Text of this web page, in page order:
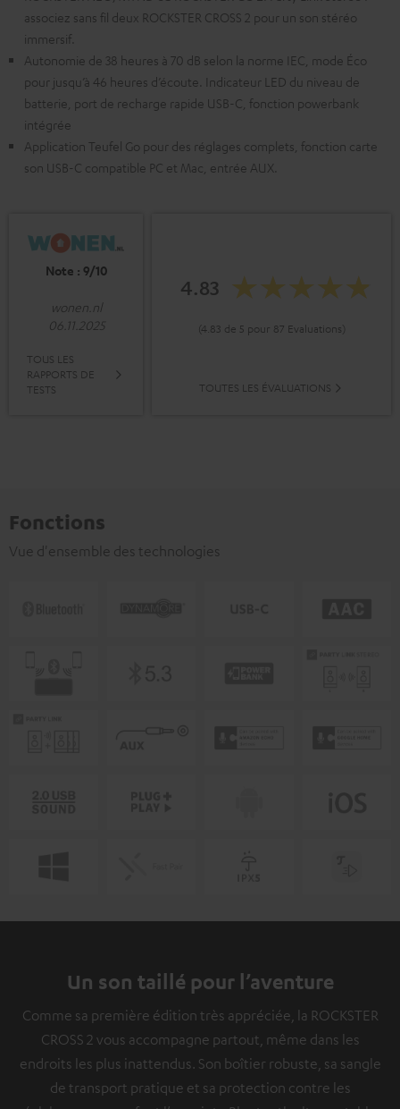
associez sans fil deux ROCKSTER CROSS 2 pour un son stéréo
immersif.
Autonomie de 38 heures à 70 dB selon la norme IEC, mode Éco
pour jusqu’à 46 heures d’écoute. Indicateur LED du niveau de
batterie, port de recharge rapide USB-C, fonction powerbank
intégrée
Application Teufel Go pour des réglages complets, fonction carte
son USB-C compatible PC et Mac, entrée AUX.
Note : 9/10
wonen.nl
06.11.2025
TOUS LES
RAPPORTS DE
TESTS
4.83
(4.83 de 5 pour 87 Evaluations)
TOUTES LES ÉVALUATIONS
Fonctions
Vue d'ensemble des technologies
Un son taillé pour l’aventure
Comme sa première édition très appréciée, la ROCKSTER
CROSS 2 vous accompagne partout, même dans les
endroits les plus inattendus. Son boîtier robuste, sa sangle
de transport pratique et sa protection contre les